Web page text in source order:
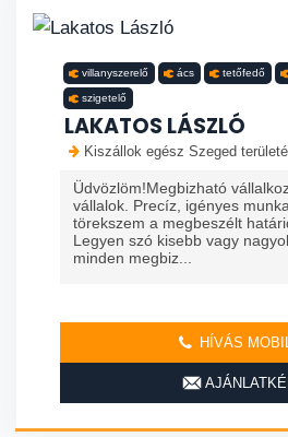
villanyszerelő ács tetőfedő
szigetelő
LAKATOS LÁSZLÓ
Kiszállok egész Szeged
Üdvözlöm!Megbizható
vállalok. Precíz, igényes
törekszem a megbeszélt
Legyen szó kisebb vagy
minden megbiz...
HÍVÁS